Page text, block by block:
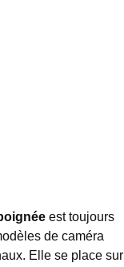
est toujours
de caméra
Elle se place sur